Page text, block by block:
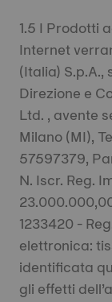
1.5 I Prodotti
Internet
(Italia)
Direzione e
Ltd. , avente
Milano (MI),
57597379,
N. Iscr. Reg.
1233420 -
elettronica:
identificata
gli effetti